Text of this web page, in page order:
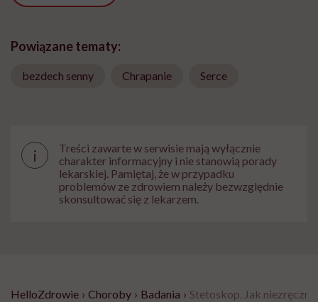
Powiązane tematy:
bezdech senny Chrapanie Serce
i
Treści zawarte w serwisie mają wyłącznie
charakter informacyjny i nie stanowią porady
lekarskiej. Pamiętaj, że w przypadku
problemów ze zdrowiem należy bezwzględnie
skonsultować się z lekarzem.
HelloZdrowie › Choroby › Badania › Stetoskop. Jak